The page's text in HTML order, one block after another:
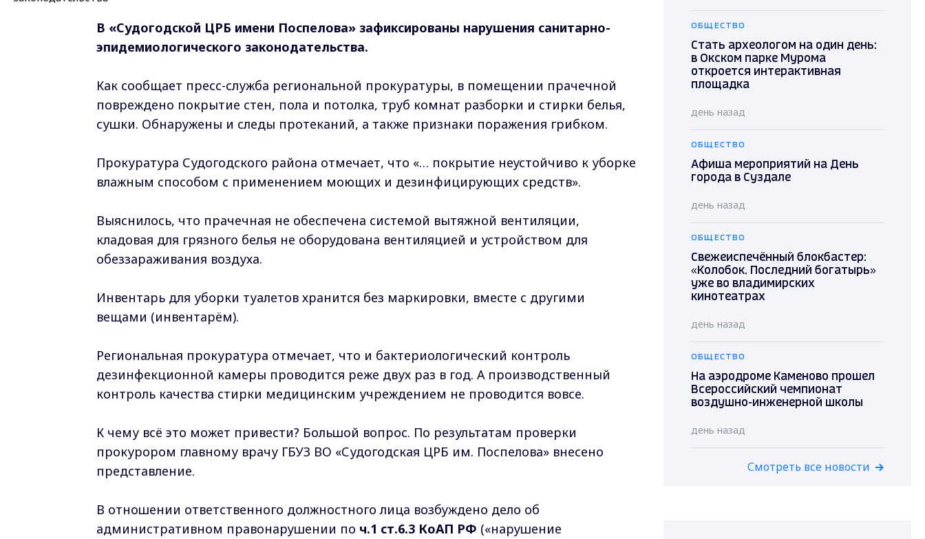
В «Судогодской ЦРБ имени Поспелова» зафиксированы нарушения санитарно-
эпидемиологического законодательства.
Как сообщает пресс-служба региональной прокуратуры, в помещении прачечной
повреждено покрытие стен, пола и потолка, труб комнат разборки и стирки белья,
сушки. Обнаружены и следы протеканий, а также признаки поражения грибком.
Прокуратура Судогодского района отмечает, что «… покрытие неустойчиво к уборке
влажным способом с применением моющих и дезинфицирующих средств».
Выяснилось, что прачечная не обеспечена системой вытяжной вентиляции,
кладовая для грязного белья не оборудована вентиляцией и устройством для
обеззараживания воздуха.
Инвентарь для уборки туалетов хранится без маркировки, вместе с другими
вещами (инвентарём).
Региональная прокуратура отмечает, что и бактериологический контроль
дезинфекционной камеры проводится реже двух раз в год. А производственный
контроль качества стирки медицинским учреждением не проводится вовсе.
К чему всё это может привести? Большой вопрос. По результатам проверки
прокурором главному врачу ГБУЗ ВО «Судогодская ЦРБ им. Поспелова» внесено
представление.
В отношении ответственного должностного лица возбуждено дело об
административном правонарушении по ч.1 ст.6.3 КоАП РФ («нарушение
ОБЩЕСТВО
Стать археологом на один день:
в Окском парке Мурома
откроется интерактивная
площадка
день назад
ОБЩЕСТВО
Афиша мероприятий на День
города в Суздале
день назад
ОБЩЕСТВО
Свежеиспечённый блокбастер:
«Колобок. Последний богатырь»
уже во владимирских
кинотеатрах
день назад
ОБЩЕСТВО
На аэродроме Каменово прошел
Всероссийский чемпионат
воздушно-инженерной школы
день назад
Смотреть все новости